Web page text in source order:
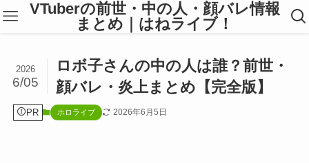
VTuberの前世・中の人・顔バレ情報
まとめ｜はねライブ！
ロボ子さんの中の人は誰？前世・
顔バレ・炎上まとめ【完全版】
2026
6/05
PR ホロライブ 2026年6月5日